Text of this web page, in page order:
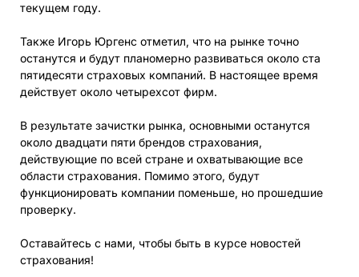
текущем году.
Также Игорь Юргенс отметил, что на рынке точно
останутся и будут планомерно развиваться около ста
пятидесяти страховых компаний. В настоящее время
действует около четырехсот фирм.
В результате зачистки рынка, основными останутся
около двадцати пяти брендов страхования,
действующие по всей стране и охватывающие все
области страхования. Помимо этого, будут
функционировать компании поменьше, но прошедшие
проверку.
Оставайтесь с нами, чтобы быть в курсе новостей
страхования!